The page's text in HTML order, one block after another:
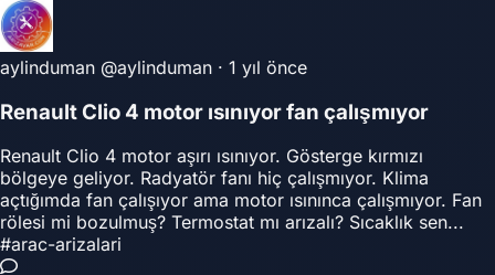
aylinduman @aylinduman · 1 yıl önce
Renault Clio 4 motor ısınıyor fan çalışmıyor
Renault Clio 4 motor aşırı ısınıyor. Gösterge kırmızı
bölgeye geliyor. Radyatör fanı hiç çalışmıyor. Klima
açtığımda fan çalışıyor ama motor ısınınca çalışmıyor. Fan
rölesi mi bozulmuş? Termostat mı arızalı? Sıcaklık sen...
#arac-arizalari